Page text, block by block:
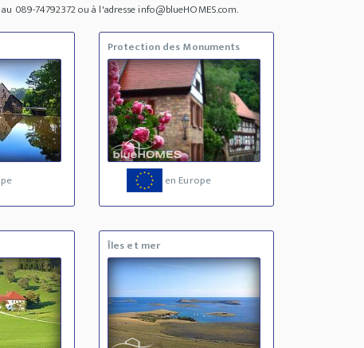
089-74792372 ou à l'adresse info@blueHOMES.com.
Protection des Monuments
en Europe
Îles et mer